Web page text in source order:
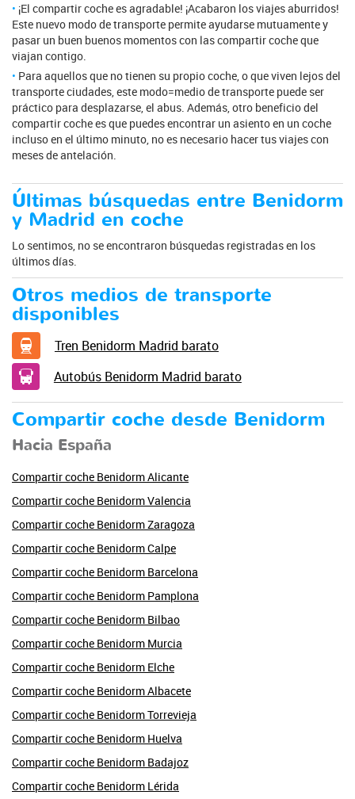
¡El compartir coche es agradable! ¡Acabaron los viajes aburridos!
Este nuevo modo de transporte permite ayudarse mutuamente y
pasar un buen buenos momentos con las compartir coche que
viajan contigo.
Para aquellos que no tienen su propio coche, o que viven lejos del
transporte ciudades, este modo=medio de transporte puede ser
práctico para desplazarse, el abus. Además, otro beneficio del
compartir coche es que puedes encontrar un asiento en un coche
incluso en el último minuto, no es necesario hacer tus viajes con
meses de antelación.
Últimas búsquedas entre Benidorm
y Madrid en coche
Lo sentimos, no se encontraron búsquedas registradas en los
últimos días.
Otros medios de transporte
disponibles
Tren Benidorm Madrid barato
Autobús Benidorm Madrid barato
Compartir coche desde Benidorm
Hacia España
Compartir coche Benidorm Alicante
Compartir coche Benidorm Valencia
Compartir coche Benidorm Zaragoza
Compartir coche Benidorm Calpe
Compartir coche Benidorm Barcelona
Compartir coche Benidorm Pamplona
Compartir coche Benidorm Bilbao
Compartir coche Benidorm Murcia
Compartir coche Benidorm Elche
Compartir coche Benidorm Albacete
Compartir coche Benidorm Torrevieja
Compartir coche Benidorm Huelva
Compartir coche Benidorm Badajoz
Compartir coche Benidorm Lérida